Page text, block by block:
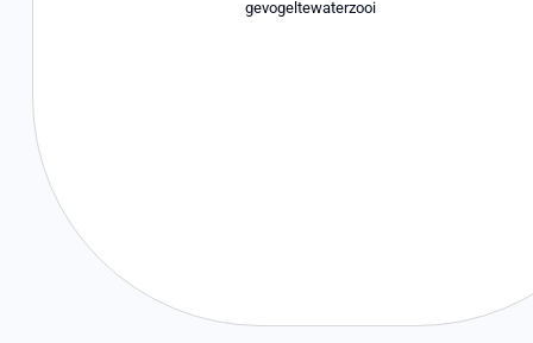
gevogeltewaterzooi